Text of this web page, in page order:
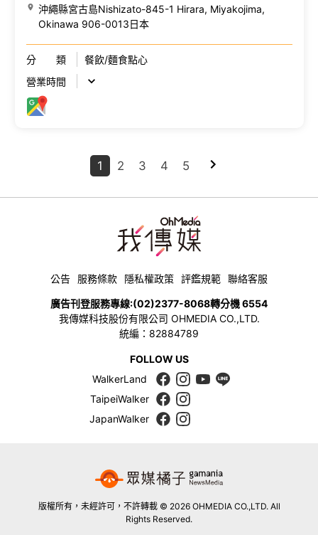
沖繩縣宮古島Nishizato-845-1 Hirara, Miyakojima,
Okinawa 906-0013日本
分 類
餐飲/麵食點心
營業時間
1 2 3 4 5
公告 服務條款 隱私權政策 評鑑規範 聯絡客服
廣告刊登服務專線:(02)2377-8068轉分機 6554
我傳媒科技股份有限公司 OHMEDIA CO.,LTD.
統編：82884789
FOLLOW US
WalkerLand
TaipeiWalker
JapanWalker
版權所有，未經許可，不許轉載 © 2026 OHMEDIA CO.,LTD. All
Rights Reserved.